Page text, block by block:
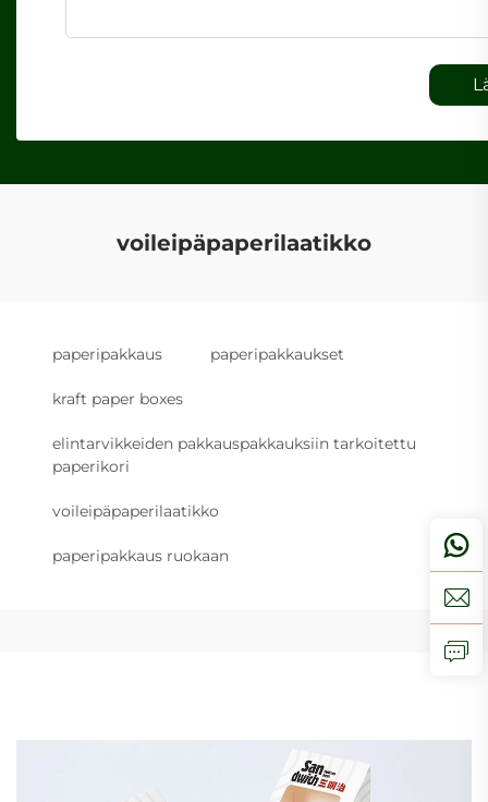
voileipäpaperilaatikko
paperipakkaus paperipakkaukset
kraft paper boxes
elintarvikkeiden pakkauspakkauksiin tarkoitettu
paperikori
voileipäpaperilaatikko
paperipakkaus ruokaan